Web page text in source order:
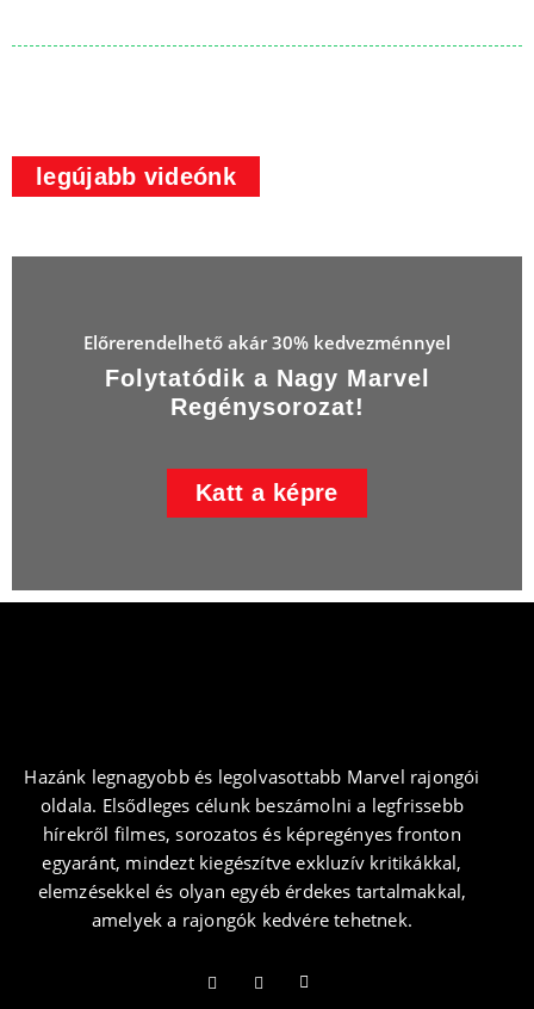
legújabb videónk
Előrerendelhető akár 30% kedvezménnyel
Folytatódik a Nagy Marvel
Regénysorozat!
Katt a képre
Hazánk legnagyobb és legolvasottabb Marvel rajongói
oldala. Elsődleges célunk beszámolni a legfrissebb
hírekről filmes, sorozatos és képregényes fronton
egyaránt, mindezt kiegészítve exkluzív kritikákkal,
elemzésekkel és olyan egyéb érdekes tartalmakkal,
amelyek a rajongók kedvére tehetnek.